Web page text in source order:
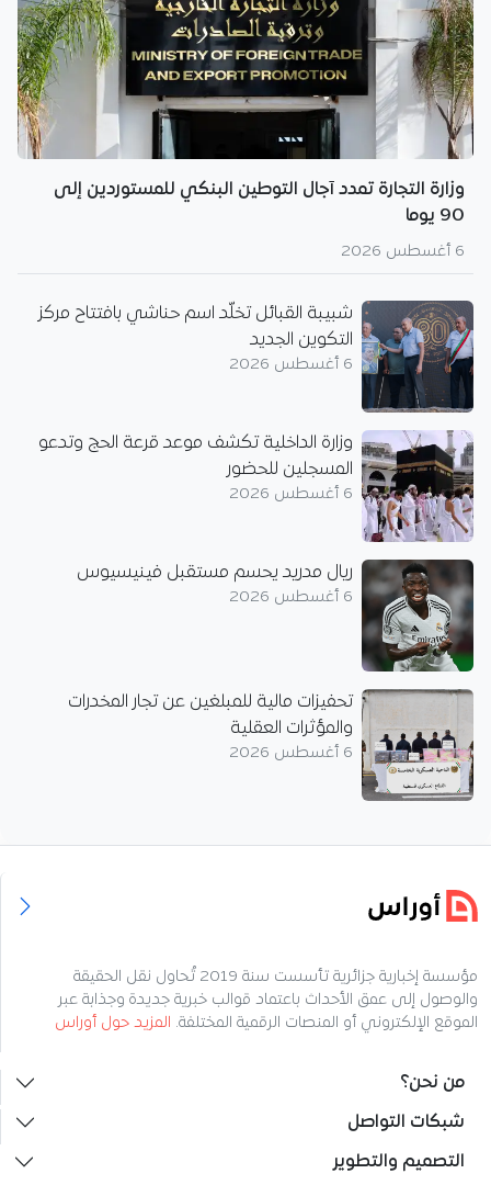
وزارة التجارة تمدد آجال التوطين البنكي للمستوردين إلى
90 يوما
6 أغسطس 2026
شبيبة القبائل تخلّد اسم حناشي بافتتاح مركز
التكوين الجديد
6 أغسطس 2026
وزارة الداخلية تكشف موعد قرعة الحج وتدعو
المسجلين للحضور
6 أغسطس 2026
ريال مدريد يحسم مستقبل فينيسيوس
6 أغسطس 2026
تحفيزات مالية للمبلغين عن تجار المخدرات
والمؤثرات العقلية
6 أغسطس 2026
مؤسسة إخبارية جزائرية تأسست سنة 2019 تُحاول نقل الحقيقة
والوصول إلى عمق الأحداث باعتماد قوالب خبرية جديدة وجذابة عبر
الموقع الإلكتروني أو المنصات الرقمية المختلفة. المزيد حول أوراس
من نحن؟
شبكات التواصل
التصميم والتطوير